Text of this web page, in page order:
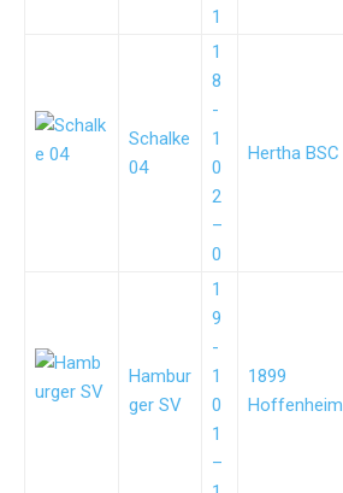
1
Schalke
04
1
8
-
1
0
2
–
0
Hertha BSC
Hambur
ger SV
1
9
-
1
0
1
–
1899
Hoffenheim